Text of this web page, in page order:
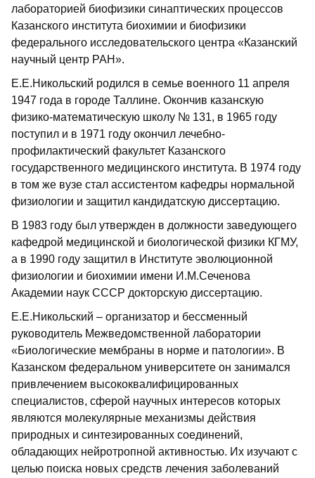
лабораторией биофизики синаптических процессов
Казанского института биохимии и биофизики
федерального исследовательского центра «Казанский
научный центр РАН».
Е.Е.Никольский родился в семье военного 11 апреля
1947 года в городе Таллине. Окончив казанскую
физико-математическую школу № 131, в 1965 году
поступил и в 1971 году окончил лечебно-
профилактический факультет Казанского
государственного медицинского института. В 1974 году
в том же вузе стал ассистентом кафедры нормальной
физиологии и защитил кандидатскую диссертацию.
В 1983 году был утвержден в должности заведующего
кафедрой медицинской и биологической физики КГМУ,
а в 1990 году защитил в Институте эволюционной
физиологии и биохимии имени И.М.Сеченова
Академии наук СССР докторскую диссертацию.
Е.Е.Никольский – организатор и бессменный
руководитель Межведомственной лаборатории
«Биологические мембраны в норме и патологии». В
Казанском федеральном университете он занимался
привлечением высококвалифицированных
специалистов, сферой научных интересов которых
являются молекулярные механизмы действия
природных и синтезированных соединений,
обладающих нейротропной активностью. Их изучают с
целью поиска новых средств лечения заболеваний